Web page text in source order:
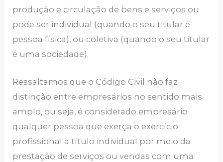
produção e circulação de bens e serviços ou
pode ser individual (quando o seu titular é
pessoa física), ou coletiva (quando o seu titular
é uma sociedade).
Ressaltamos que o Código Civil não faz
distinção entre empresários no sentido mais
amplo, ou seja, é considerado empresário
qualquer pessoa que exerça o exercício
profissional a título individual por meio da
prestação de serviços ou vendas com uma